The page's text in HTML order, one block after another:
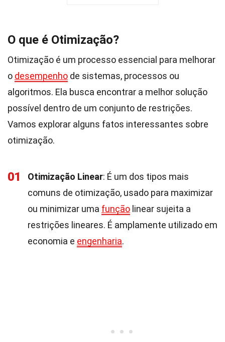
O que é Otimização?
Otimização é um processo essencial para melhorar
o desempenho de sistemas, processos ou
algoritmos. Ela busca encontrar a melhor solução
possível dentro de um conjunto de restrições.
Vamos explorar alguns fatos interessantes sobre
otimização.
01 Otimização Linear: É um dos tipos mais
comuns de otimização, usado para maximizar
ou minimizar uma função linear sujeita a
restrições lineares. É amplamente utilizado em
economia e engenharia.